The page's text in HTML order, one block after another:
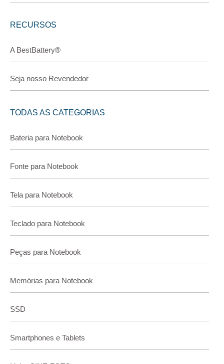
RECURSOS
A BestBattery®
Seja nosso Revendedor
TODAS AS CATEGORIAS
Bateria para Notebook
Fonte para Notebook
Tela para Notebook
Teclado para Notebook
Peças para Notebook
Memórias para Notebook
SSD
Smartphones e Tablets